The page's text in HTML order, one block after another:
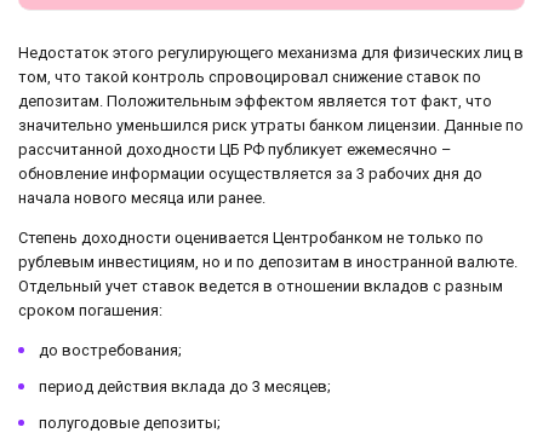
Недостаток этого регулирующего механизма для физических лиц в
том, что такой контроль спровоцировал снижение ставок по
депозитам. Положительным эффектом является тот факт, что
значительно уменьшился риск утраты банком лицензии. Данные по
рассчитанной доходности ЦБ РФ публикует ежемесячно –
обновление информации осуществляется за 3 рабочих дня до
начала нового месяца или ранее.
Степень доходности оценивается Центробанком не только по
рублевым инвестициям, но и по депозитам в иностранной валюте.
Отдельный учет ставок ведется в отношении вкладов с разным
сроком погашения:
до востребования;
период действия вклада до 3 месяцев;
полугодовые депозиты;